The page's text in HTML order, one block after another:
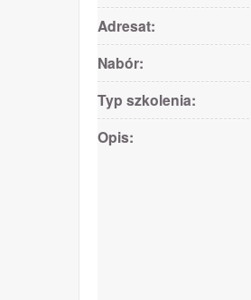
Adresat:
Nabór:
Typ szkolenia:
Opis: